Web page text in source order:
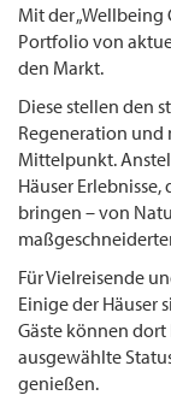
Mit der
Portfolio von
den Markt.
Diese stellen den
Regeneration
Mittelpunkt.
Häuser
bringen – von
Für Vielreisende
Einige der Häuser
Gäste können
ausgewählte
genießen.